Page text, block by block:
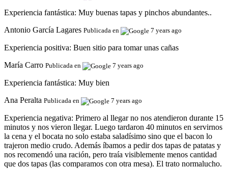
Experiencia fantástica: Muy buenas tapas y pinchos abundantes..
Antonio García Lagares Publicada en 7 years ago
Experiencia positiva: Buen sitio para tomar unas cañas
María Carro Publicada en 7 years ago
Experiencia fantástica: Muy bien
Ana Peralta Publicada en 7 years ago
Experiencia negativa: Primero al llegar no nos atendieron durante 15
minutos y nos vieron llegar. Luego tardaron 40 minutos en servirnos
la cena y el bocata no solo estaba saladísimo sino que el bacon lo
trajeron medio crudo. Además íbamos a pedir dos tapas de patatas y
nos recomendó una ración, pero traía visiblemente menos cantidad
que dos tapas (las comparamos con otra mesa). El trato normalucho.